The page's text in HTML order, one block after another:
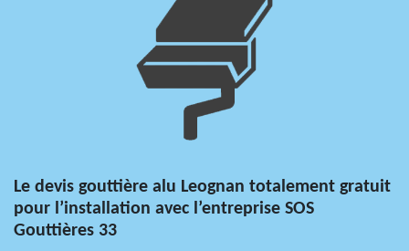
Le devis gouttière alu Leognan totalement gratuit
pour l’installation avec l’entreprise SOS
Gouttières 33